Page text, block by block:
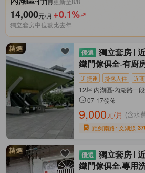
14,000元/月
獨立套房中位數
+0.1%
比去年
獨立套房
鐵門傢俱全-有廚
近捷運 拎包入住 近
12坪 內湖區-內湖路一段
07-17發佈
9,000元/月 (含水
距劍南路 文湖線
獨立套房
鐵門傢俱全.專用